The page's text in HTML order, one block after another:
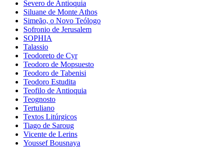
Severo de Antioquia
Siluane de Monte Athos
Simeão, o Novo Teólogo
Sofronio de Jerusalem
SOPHIA
Talassio
Teodoreto de Cyr
Teodoro de Mopsuesto
Teodoro de Tabenisi
Teodoro Estudita
Teofilo de Antioquia
Teognosto
Tertuliano
Textos Litúrgicos
Tiago de Saroug
Vicente de Lerins
Youssef Bousnaya